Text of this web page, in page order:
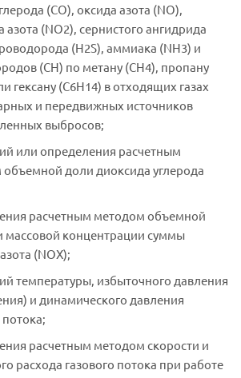
(СО), оксида азота (NO),
азота (NO2), сернистого ангидрида
(Н2S), аммиака (NH3) и
(СН) по метану (СН4), пропану
гексану (С6Н14) в отходящих газах
и передвижных источников
выбросов;
или определения расчетным
доли диоксида углерода
расчетным методом объемной
массовой концентрации суммы
(NOX);
температуры, избыточного давления
и динамического давления
потока;
расчетным методом скорости и
расхода газового потока при работе